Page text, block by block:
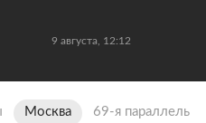
9 августа, 12:12
Москва 69-я параллель